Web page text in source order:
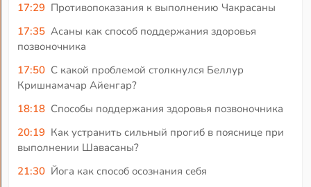
17:29 Противопоказания к выполнению Чакрасаны
17:35 Асаны как способ поддержания здоровья
позвоночника
17:50 С какой проблемой столкнулся Беллур
Кришнамачар Айенгар?
18:18 Способы поддержания здоровья позвоночника
20:19 Как устранить сильный прогиб в пояснице при
выполнении Шавасаны?
21:30 Йога как способ осознания себя